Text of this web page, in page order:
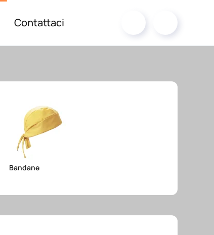
Contattaci
Bandane